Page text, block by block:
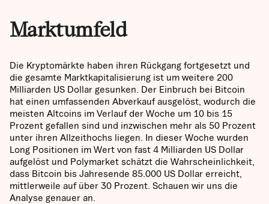
Marktumfeld
Die Kryptomärkte haben ihren Rückgang fortgesetzt und
die gesamte Marktkapitalisierung ist um weitere 200
Milliarden US Dollar gesunken. Der Einbruch bei Bitcoin
hat einen umfassenden Abverkauf ausgelöst, wodurch die
meisten Altcoins im Verlauf der Woche um 10 bis 15
Prozent gefallen sind und inzwischen mehr als 50 Prozent
unter ihren Allzeithochs liegen. In dieser Woche wurden
Long Positionen im Wert von fast 4 Milliarden US Dollar
aufgelöst und Polymarket schätzt die Wahrscheinlichkeit,
dass Bitcoin bis Jahresende 85.000 US Dollar erreicht,
mittlerweile auf über 30 Prozent. Schauen wir uns die
Analyse genauer an.